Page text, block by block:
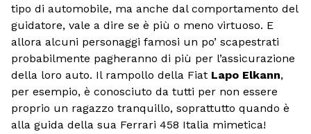
tipo di automobile, ma anche dal comportamento del
guidatore, vale a dire se è più o meno virtuoso. E
allora alcuni personaggi famosi un po’ scapestrati
probabilmente pagheranno di più per l’assicurazione
della loro auto. Il rampollo della Fiat Lapo Elkann,
per esempio, è conosciuto da tutti per non essere
proprio un ragazzo tranquillo, soprattutto quando è
alla guida della sua Ferrari 458 Italia mimetica!